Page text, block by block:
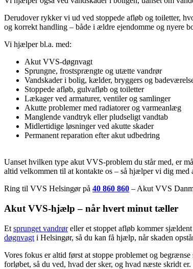
Derudover rykker vi ud ved stoppede afløb og toiletter,
og korrekt handling – både i ældre ejendomme og nyere
Vi hjælper bl.a. med:
Akut VVS-døgnvagt
Sprungne, frostsprængte og utætte vandrør
Vandskader i bolig, kælder, bryggers og
Stoppede afløb, gulvafløb og toiletter
Lækager ved armaturer, ventiler og samlinger
Akutte problemer med radiatorer og varmeanlæg
Manglende vandtryk eller pludseligt vandtab
Midlertidige løsninger ved akutte skader
Permanent reparation efter akut udbedring
Uanset hvilken type akut VVS-problem du står med, er
altid velkommen til at kontakte os – så hjælper vi dig
Ring til VVS Helsingør på 40 860 860 – Akut VVS
Akut VVS-hjælp – når hvert minut tæller
Et sprunget vandrøreller et stoppet afløb kommer
døgnvagt i Helsingør, så du kan få hjælp, når skaden
Vores fokus er altid først at stoppe problemet og
forløbet, så du ved, hvad der sker, og hvad næste skridt er.